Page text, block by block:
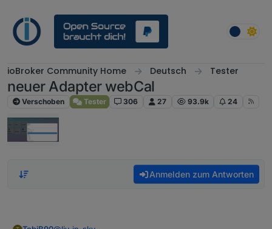
ioBroker Community Home Deutsch Tester
neuer Adapter webCal
Verschoben Tester 306 27 93.9k 24
Anmelden zum Antworten